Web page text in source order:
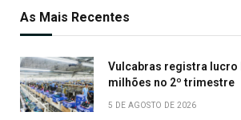
As Mais Recentes
Vulcabras registra lucro
milhões no 2º trimestre
5 DE AGOSTO DE 2026